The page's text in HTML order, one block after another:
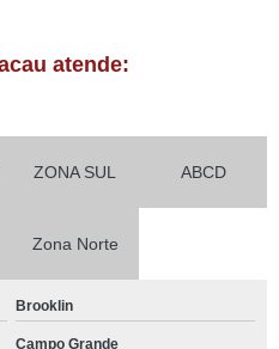
atende:
ZONA SUL ABCD
Zona Norte
Brooklin
Campo Grande